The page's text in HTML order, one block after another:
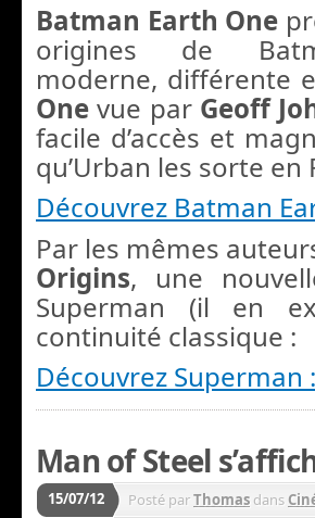
Batman Earth One
origines de
moderne, différente
Onevue par Geoff
facile d’accès et
qu’Urban les sorte en
Découvrez Batman
Par les mêmes
Origins, une
Superman (il en
continuité classique :
Découvrez Superman
Man of Steel
15/07/12 Posté parThomas dans